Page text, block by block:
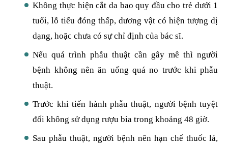
Không thực hiện cắt da bao quy đầu cho trẻ dưới 1
tuổi, lỗ tiểu đóng thấp, dương vật có hiện tượng dị
dạng, hoặc chưa có sự chỉ định của bác sĩ.
Nếu quá trình phẫu thuật cần gây mê thì người
bệnh không nên ăn uống quá no trước khi phẫu
thuật.
Trước khi tiến hành phẫu thuật, người bệnh tuyệt
đối không sử dụng rượu bia trong khoảng 48 giờ.
Sau phẫu thuật, người bệnh nên hạn chế thuốc lá,